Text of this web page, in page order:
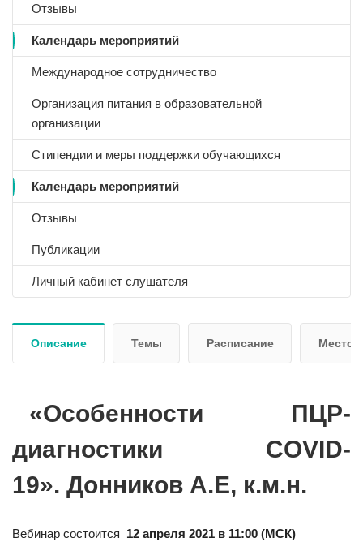
Описание Темы Расписание Место
«Особенности ПЦР-
диагностики COVID-
19». Донников А.Е, к.м.н.
Вебинар состоится 12 апреля 2021 в 11:00 (МСК)
Отзывы
Календарь мероприятий
Международное сотрудничество
Организация питания в образовательной
организации
Стипендии и меры поддержки обучающихся
Календарь мероприятий
Отзывы
Публикации
Личный кабинет слушателя